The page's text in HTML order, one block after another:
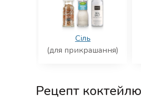
Сіль
(для прикрашання)
Рецепт